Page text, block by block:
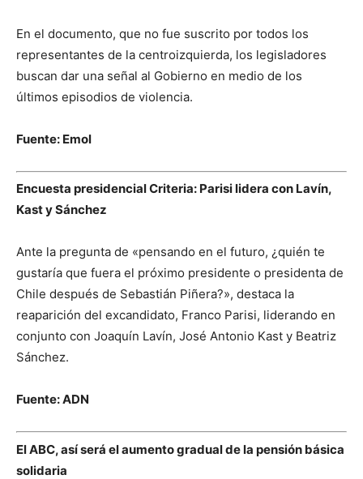
En el documento, que no fue suscrito por todos los
representantes de la centroizquierda, los legisladores
buscan dar una señal al Gobierno en medio de los
últimos episodios de violencia.
Fuente: Emol
Encuesta presidencial Criteria: Parisi lidera con Lavín,
Kast y Sánchez
Ante la pregunta de «pensando en el futuro, ¿quién te
gustaría que fuera el próximo presidente o presidenta de
Chile después de Sebastián Piñera?», destaca la
reaparición del excandidato, Franco Parisi, liderando en
conjunto con Joaquín Lavín, José Antonio Kast y Beatriz
Sánchez.
Fuente: ADN
El ABC, así será el aumento gradual de la pensión básica
solidaria